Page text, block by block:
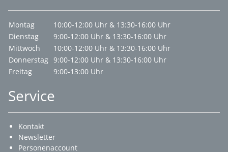
Montag
10:00-12:00 Uhr & 13:30-16:00 Uhr
Dienstag
9:00-12:00 Uhr & 13:30-16:00 Uhr
Mittwoch
10:00-12:00 Uhr & 13:30-16:00 Uhr
Donnerstag 9:00-12:00 Uhr & 13:30-16:00 Uhr
Freitag
9:00-13:00 Uhr
Service
Kontakt
Newsletter
Personenaccount